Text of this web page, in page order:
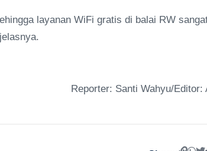
layanan WiFi gratis di balai RW
Reporter: Santi Wahyu/Editor: